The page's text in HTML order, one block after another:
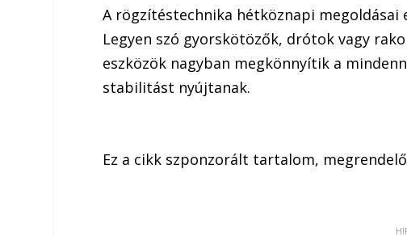
A rögzítéstechnika hétköznapi megoldásai
Legyen szó gyorskötözők, drótok vagy
eszközök nagyban megkönnyítik a
stabilitást nyújtanak.
Ez a cikk szponzorált tartalom,